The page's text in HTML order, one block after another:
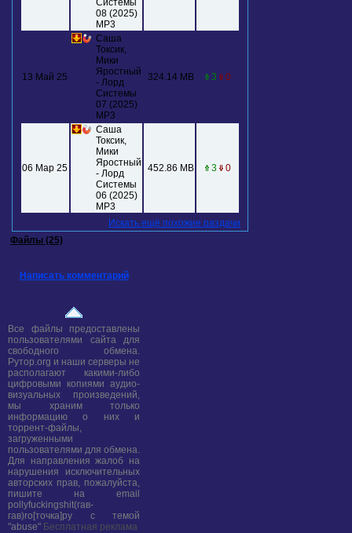
Системы
08 (2025)
МР3
13 Май 25
Саша
Токсик,
Мики
Яростный
- Лорд
Системы
07 (2025)
МР3
324.14 MB 3 0
06 Мар 25
Саша
Токсик,
Мики
Яростный
- Лорд
Системы
06 (2025)
МР3
452.86 MB 3 0
Искать ещё похожие раздачи
Файлы (25)
Написать комментарий
Все файлы предоставлены
пользователями сайта для
свободного обмена.
Рутор.org и наши серверы не
располагают какими-либо
цифровыми копиями аудио-
визуальных произведений,
мы храним только
информацию о них и
торрент-файлы,
загруженными
пользователями для обмена.
Для направления жалоб на
нарушения исключительных
авторских прав, пожалуйста,
пишите на email
pollyfuckingshit(гав-
гав)ro[точка]ру с темой
"abuse" Бесплатная реклама